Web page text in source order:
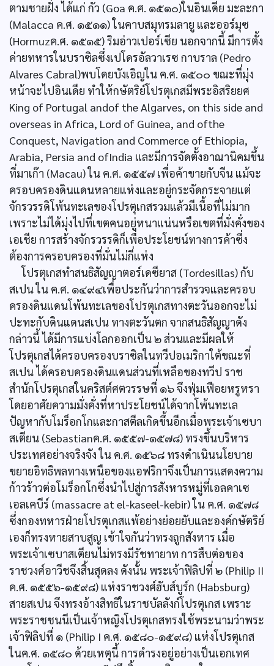
ตามชายฝั่ง ได้แก่ กัว (Goa ค.ศ. ๑๕๑๐)ในอินเดีย มะละกา
(Malacca ค.ศ. ๑๕๑๑) ในคาบสมุทรมลายู และออร์มุซ
(Hormuzค.ศ. ๑๕๑๕) ริมอ่าวเปอร์เซีย นอกจากนี้ มีการตั้ง
ค่ายทหารในบราซิลซึ่งเปโดรอัลวาเรซ กาบราล (Pedro
Alvares Cabral)พบโดยบังเอิญใน ค.ศ. ๑๕๐๐ ขณะที่มุ่ง
หน้าจะไปอินเดีย ทำให้กษัตริย์โปรตุเกสมีพระอิสริยยศ
King of Portugal andof the Algarves, on this side and
overseas in Africa, Lord of Guinea, and ofthe
Conquest, Navigation and Commerce of Ethiopia,
Arabia, Persia and ofIndia และมีการจัดตั้งอาณานิคมขึ้น
ที่มาเก๊า (Macau) ใน ค.ศ. ๑๕๕๗ เพื่อค้าขายกับจีน แม้จะ
ครอบครองดินแดนหลายแห่งและอยู่กระจัดกระจายแต่
จักรวรรดิโพ้นทะเลของโปรตุเกสรวมแล้วมีเนื้อที่ไม่มาก
เพราะไม่ได้มุ่งไปที่เขตคนอยู่หนาแน่นหรือเขตที่มั่งคั่งของ
เอเชีย การสร้างจักรวรรดิก็เพื่อประโยชน์ทางการค้าซึ่ง
ต้องการครอบครองที่มั่นไม่กี่แห่ง
โปรตุเกสทำสนธิสัญญาตอร์เดซียาส (Tordesillas) กับ
สเปน ใน ค.ศ. ๑๔๙๔เพื่อประกันว่าการสำรวจและครอบ
ครองดินแดนโพ้นทะเลของโปรตุเกสทางตะวันออกจะไม่
ปะทะกับดินแดนสเปน ทางตะวันตก จากสนธิสัญญาดัง
กล่าวนี้ ได้มีการแบ่งโลกออกเป็น ๒ ส่วนและมีผลให้
โปรตุเกสได้ครอบครองบราซิลในทวีปอเมริกาใต้ขณะที่
สเปน ได้ครอบครองดินแดนส่วนที่เหลือของทวีป ราช
สำนักโปรตุเกสในคริสต์ศตวรรษที่ ๑๖ จึงฟุ่มเฟือยหรูหรา
โดยอาศัยความมั่งคั่งที่หาประโยชน์ได้จากโพ้นทะเล
ปัญหากับโมร็อกโกและกาสตีลเกิดขึ้นอีกเมื่อพระเจ้าเซบา
สเตียน (Sebastianค.ศ. ๑๕๕๗-๑๕๗๘) ทรงขึ้นบริหาร
ประเทศอย่างจริงจัง ใน ค.ศ. ๑๕๖๘ ทรงดำเนินนโยบาย
ขยายอิทธิพลทางเหนือของแอฟริกาจึงเป็นการแสดงความ
ก้าวร้าวต่อโมร็อกโกซึ่งนำไปสู่การสังหารหมู่ที่เอลคาเซ
เอลเคบีร์ (massacre at el-kaseel-kebir) ใน ค.ศ. ๑๕๗๘
ซึ่งกองทหารฝ่ายโปรตุเกสแพ้อย่างย่อยยับและองค์กษัตริย์
เองก็ทรงหายสาบสูญ เข้าใจกันว่าทรงถูกสังหาร เมื่อ
พระเจ้าเซบาสเตียนไม่ทรงมีรัชทายาท การสืบต่อของ
ราชวงศ์อาวีชจึงสิ้นสุดลง ดังนั้น พระเจ้าฟิลิปที่ ๒ (Philip II
ค.ศ. ๑๕๕๖-๑๕๙๘) แห่งราชวงศ์ฮับส์บูร์ก (Habsburg)
สายสเปน จึงทรงอ้างสิทธิในราชบัลลังก์โปรตุเกส เพราะ
พระราชชนนีเป็นเจ้าหญิงโปรตุเกสทรงใช้พระนามว่าพระ
เจ้าฟิลิปที่ ๑ (Philip I ค.ศ. ๑๕๘๐-๑๕๙๘) แห่งโปรตุเกส
ในค.ศ. ๑๕๘๐ ด้วยเหตุนี้ การดำรงอยู่อย่างเป็นเอกเทศ